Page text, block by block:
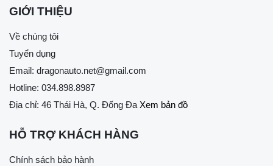
GIỚI THIỆU
Về chúng tôi
Tuyển dụng
Email: dragonauto.net@gmail.com
Hotline: 034.898.8987
Địa chỉ: 46 Thái Hà, Q. Đống Đa Xem bản đồ
HỖ TRỢ KHÁCH HÀNG
Chính sách bảo hành